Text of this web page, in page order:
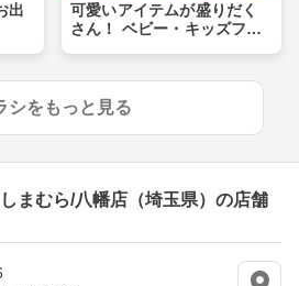
出
可愛いアイテムが盛りだく
さん！ ベビー・キッズフェ
シをもっと見る
まむら/八幡店（埼玉県）の店舗